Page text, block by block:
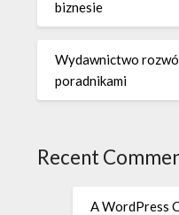
biznesie
Wydawnictwo
poradnikami
Recent
A WordPress